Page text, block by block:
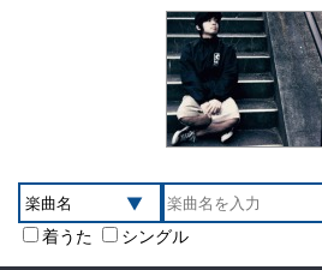
着うた シングル